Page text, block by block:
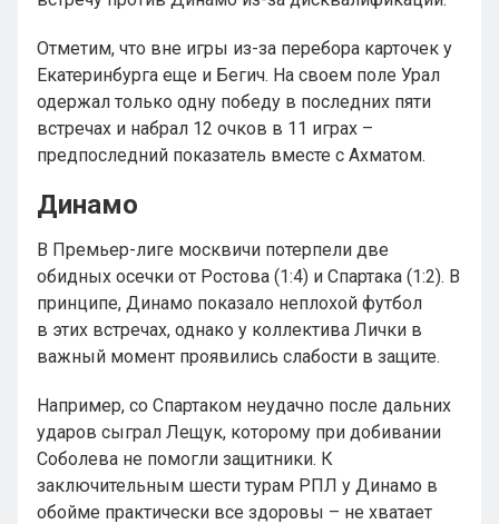
Отметим, что вне игры из-за перебора карточек у
Екатеринбурга еще и Бегич. На своем поле Урал
одержал только одну победу в последних пяти
встречах и набрал 12 очков в 11 играх –
предпоследний показатель вместе с Ахматом.
Динамо
В Премьер-лиге москвичи потерпели две
обидных осечки от Ростова (1:4) и Спартака (1:2). В
принципе, Динамо показало неплохой футбол
в этих встречах, однако у коллектива Лички в
важный момент проявились слабости в защите.
Например, со Спартаком неудачно после дальних
ударов сыграл Лещук, которому при добивании
Соболева не помогли защитники. К
заключительным шести турам РПЛ у Динамо в
обойме практически все здоровы – не хватает